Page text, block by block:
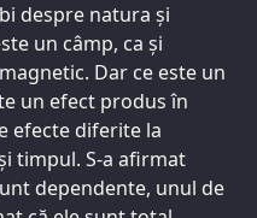
despre natura și
un câmp, ca și
Dar ce este un
un efect produs în
efecte diferite la
timpul. S-a afirmat
dependente, unul de